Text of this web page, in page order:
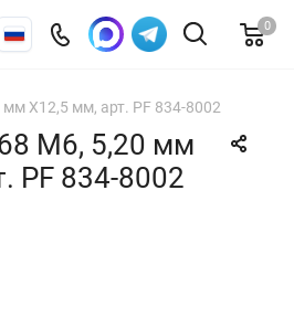
0
X12,5 мм, арт. PF 834-8002
М6, 5,20 мм
PF 834-8002